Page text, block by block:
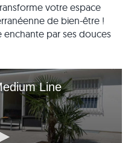
votre espace
de bien-être !
par ses douces
Line